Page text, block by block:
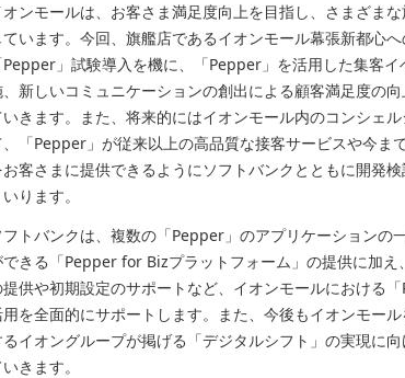
ンモールは、お客さま満足度向上を目指し、さまざま
います。今回、旗艦店であるイオンモール幕張新都心
Pepper」試験導入を機に、「Pepper」を活用した集客イ
新しいコミュニケーションの創出による顧客満足度の向
きます。また、将来的にはイオンモール内のコンシェル
「Pepper」が従来以上の高品質な接客サービスや今ま
客さまに提供できるようにソフトバンクとともに開発
ります。
トバンクは、複数の「Pepper」のアプリケーションの
できる「Pepper for Bizプラットフォーム」の提供に加え
供や初期設定のサポートなど、イオンモールにおける
を全面的にサポートします。また、今後もイオンモール
イオングループが掲げる「デジタルシフト」の実現に向
きます。